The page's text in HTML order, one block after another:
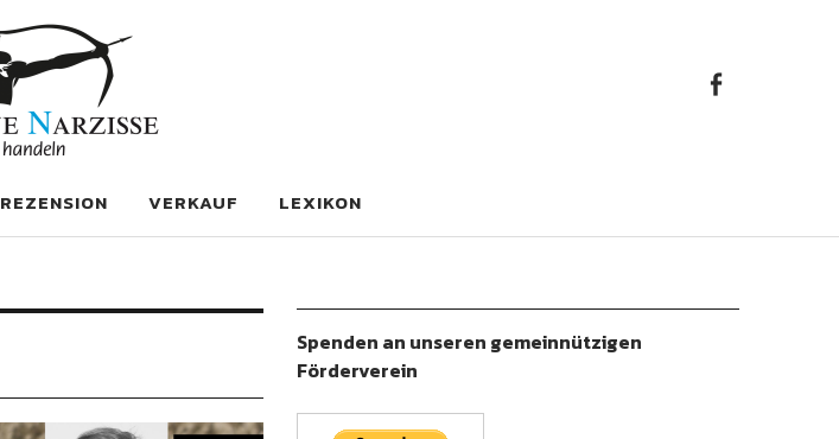
REZENSION VERKAUF LEXIKON
Spenden an unseren gemeinnützigen
Förderverein